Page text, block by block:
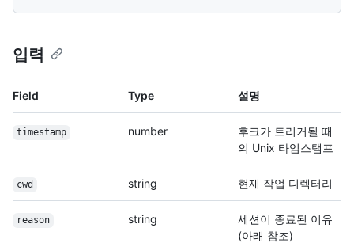
입력
Field Type 설명
timestamp number
후크가 트리거될 때
의 Unix 타임스탬프
cwd string 현재 작업 디렉터리
reason string
세션이 종료된 이유
(아래 참조)